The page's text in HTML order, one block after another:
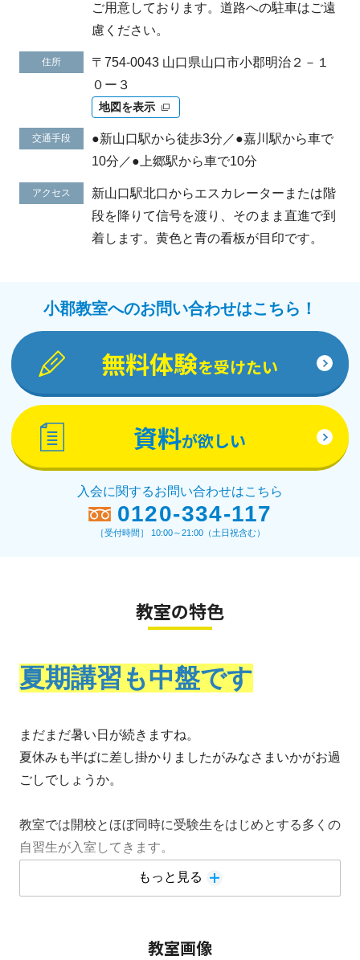
ご用意しております。道路への駐車はご遠
慮ください。
住所
〒754-0043 山口県山口市小郡明治２－１
０ー３
地図を表示
交通手段
●新山口駅から徒歩3分／●嘉川駅から車で
10分／●上郷駅から車で10分
アクセス
新山口駅北口からエスカレーターまたは階
段を降りて信号を渡り、そのまま直進で到
着します。黄色と青の看板が目印です。
小郡教室へのお問い合わせはこちら！
無料体験を受けたい
資料が欲しい
入会に関するお問い合わせはこちら
0120-334-117
［受付時間］ 10:00～21:00（土日祝含む）
教室の特色
夏期講習も中盤です
まだまだ暑い日が続きますね。
夏休みも半ばに差し掛かりましたがみなさまいかがお過
ごしでしょうか。
教室では開校とほぼ同時に受験生をはじめとする多くの
自習生が入室してきます。
学校の宿題はお盆休みまでに目処をつけるという教室の
もっと見る
教室画像